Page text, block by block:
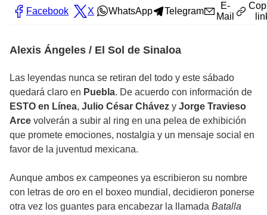
Facebook X WhatsApp Telegram
E-
Mail
Alexis Ángeles / El Sol de Sinaloa
Las leyendas nunca se retiran del todo y este sábado
quedará claro en Puebla. De acuerdo con información de
ESTO en Línea, Julio César Chávez y Jorge Travieso
Arce volverán a subir al ring en una pelea de exhibición
que promete emociones, nostalgia y un mensaje social en
favor de la juventud mexicana.
Aunque ambos ex campeones ya escribieron su nombre
con letras de oro en el boxeo mundial, decidieron ponerse
otra vez los guantes para encabezar la llamada Batalla